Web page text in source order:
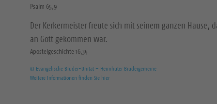
Psalm 65,9
Der Kerkermeister freute sich mit seinem ganzen Hause,
an Gott gekommen war.
Apostelgeschichte 16,34
© Evangelische Brüder-Unität – Herrnhuter Brüdergemeine
Weitere Informationen finden Sie hier